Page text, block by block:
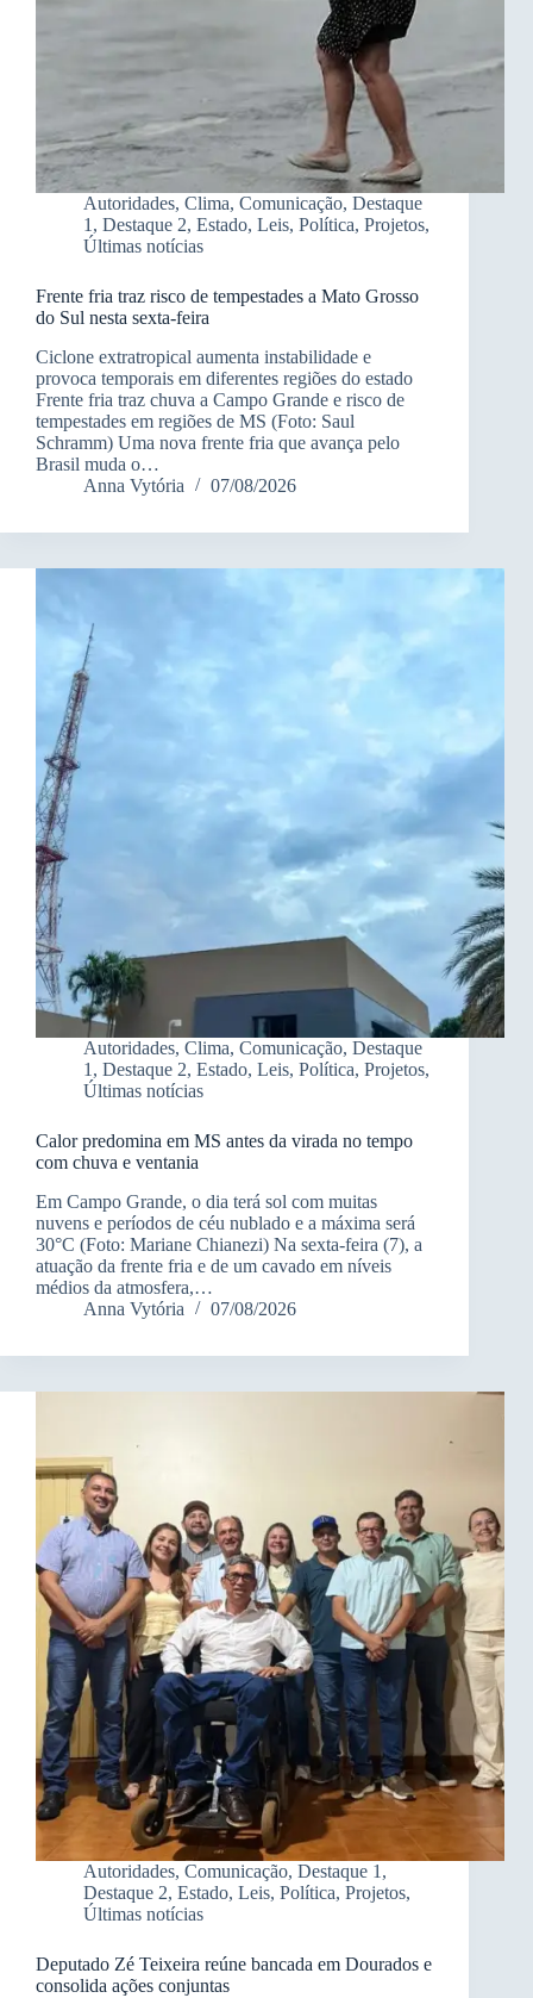
Autoridades, Clima, Comunicação, Destaque
1, Destaque 2, Estado, Leis, Política, Projetos,
Últimas notícias
Frente fria traz risco de tempestades a Mato Grosso
do Sul nesta sexta-feira
Ciclone extratropical aumenta instabilidade e
provoca temporais em diferentes regiões do estado
Frente fria traz chuva a Campo Grande e risco de
tempestades em regiões de MS (Foto: Saul
Schramm) Uma nova frente fria que avança pelo
Brasil muda o…
Anna Vytória
07/08/2026
Autoridades, Clima, Comunicação, Destaque
1, Destaque 2, Estado, Leis, Política, Projetos,
Últimas notícias
Calor predomina em MS antes da virada no tempo
com chuva e ventania
Em Campo Grande, o dia terá sol com muitas
nuvens e períodos de céu nublado e a máxima será
30°C (Foto: Mariane Chianezi) Na sexta-feira (7), a
atuação da frente fria e de um cavado em níveis
médios da atmosfera,…
Anna Vytória
07/08/2026
Autoridades, Comunicação, Destaque 1,
Destaque 2, Estado, Leis, Política, Projetos,
Últimas notícias
Deputado Zé Teixeira reúne bancada em Dourados e
consolida ações conjuntas